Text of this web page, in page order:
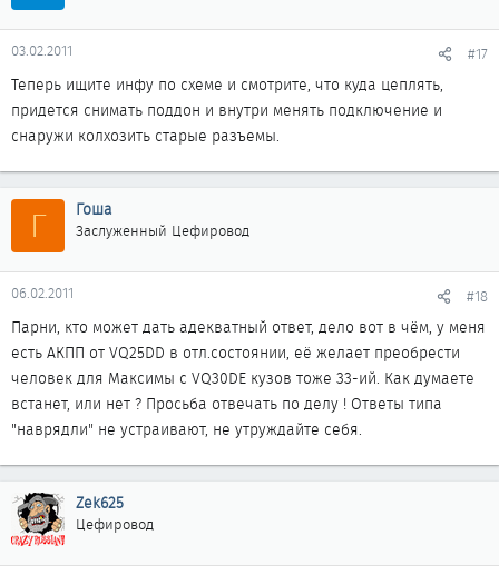
03.02.2011 #17
Теперь ищите инфу по схеме и смотрите, что куда цеплять,
придется снимать поддон и внутри менять подключение и
снаружи колхозить старые разъемы.
Г Гоша
Заслуженный Цефировод
06.02.2011 #18
Парни, кто может дать адекватный ответ, дело вот в чём, у меня
есть АКПП от VQ25DD в отл.состоянии, её желает преобрести
человек для Максимы с VQ30DE кузов тоже 33-ий. Как думаете
встанет, или нет ? Просьба отвечать по делу ! Ответы типа
"наврядли" не устраивают, не утруждайте себя.
Zek625
Цефировод